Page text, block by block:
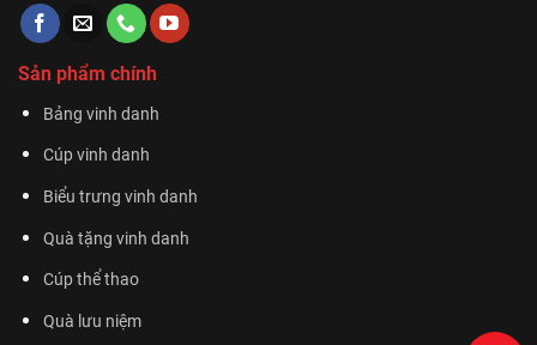
Sản phẩm chính
Bảng vinh danh
Cúp vinh danh
Biểu trưng vinh danh
Quà tặng vinh danh
Cúp thể thao
Quà lưu niệm